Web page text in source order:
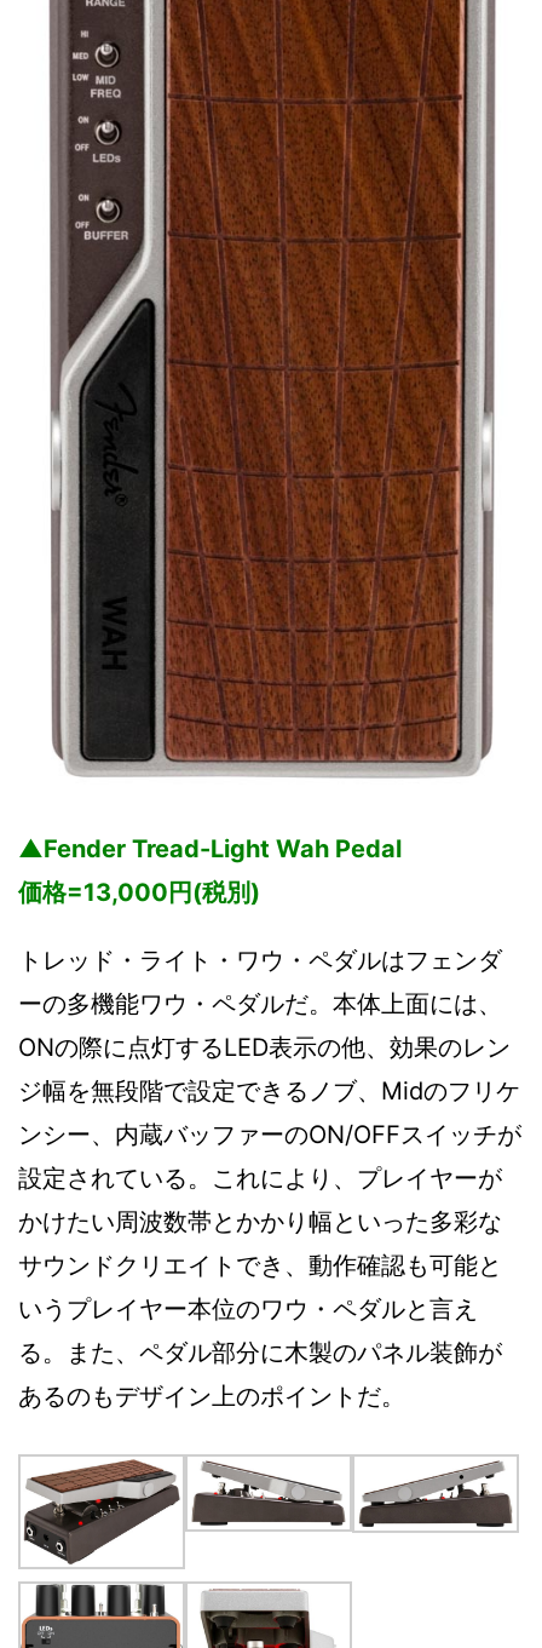
▲Fender Tread-Light Wah Pedal
価格=13,000円(税別)
トレッド・ライト・ワウ・ペダルはフェンダ
ーの多機能ワウ・ペダルだ。本体上面には、
ONの際に点灯するLED表示の他、効果のレン
ジ幅を無段階で設定できるノブ、Midのフリケ
ンシー、内蔵バッファーのON/OFFスイッチが
設定されている。これにより、プレイヤーが
かけたい周波数帯とかかり幅といった多彩な
サウンドクリエイトでき、動作確認も可能と
いうプレイヤー本位のワウ・ペダルと言え
る。また、ペダル部分に木製のパネル装飾が
あるのもデザイン上のポイントだ。